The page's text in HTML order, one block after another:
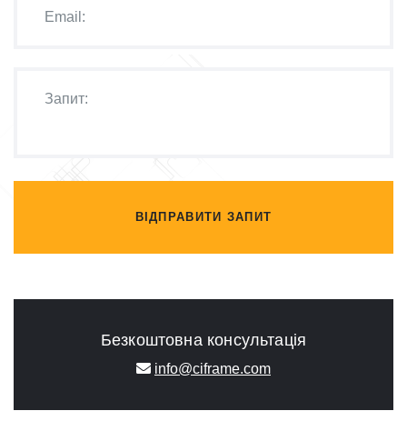
Безкоштовна консультація
info@ciframe.com
ВІДПРАВИТИ ЗАПИТ